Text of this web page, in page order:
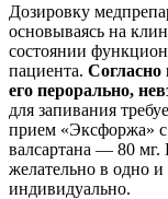
Дозировку
основываясь на
состоянии
пациента.
его перорально,
для запивания
прием «Эксфоржа»
валсартана — 80
желательно в одно
индивидуально.